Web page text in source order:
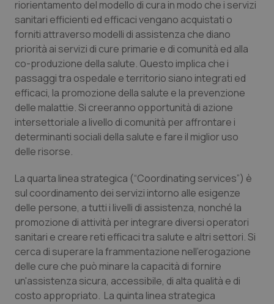
Rene & patologie urogenitali
Salute orale & impianti
Sangue & coagulazione
Tiroide
Tumore al seno
Tumore ovarico
Tumori del Polmone & Testa Collo
Tumori gastrointestinali
Ulcera & Reflusso
Vaccini
riorientamento del modello di cura in modo che i servizi
sanitari efficienti ed efficaci vengano acquistati o
forniti attraverso modelli di assistenza che diano
priorità ai servizi di cure primarie e di comunità ed alla
co-produzione della salute. Questo implica che i
passaggi tra ospedale e territorio siano integrati ed
efficaci, la promozione della salute e la prevenzione
delle malattie. Si creeranno opportunità di azione
intersettoriale a livello di comunità per affrontare i
determinanti sociali della salute e fare il miglior uso
delle risorse.
La quarta linea strategica (“Coordinating services”) è
sul coordinamento dei servizi intorno alle esigenze
delle persone, a tutti i livelli di assistenza, nonché la
promozione di attività per integrare diversi operatori
sanitari e creare reti efficaci tra salute e altri settori. Si
cerca di superare la frammentazione nell'erogazione
delle cure che può minare la capacità di fornire
un'assistenza sicura, accessibile, di alta qualità e di
costo appropriato. La quinta linea strategica